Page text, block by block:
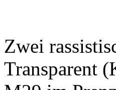
Zwei
Transparent